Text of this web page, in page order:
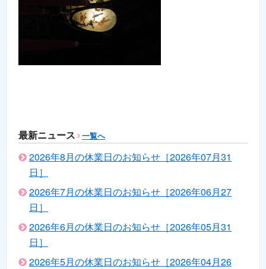
最新ニュース 一覧へ
2026年8月の休業日のお知らせ［2026年07月31
日］
2026年7月の休業日のお知らせ［2026年06月27
日］
2026年6月の休業日のお知らせ［2026年05月31
日］
2026年5月の休業日のお知らせ［2026年04月26